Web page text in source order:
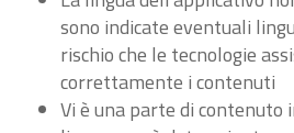
sono indicate eventuali
rischio che le tecnologie
correttamente i contenuti
Vi è una parte di contenuto